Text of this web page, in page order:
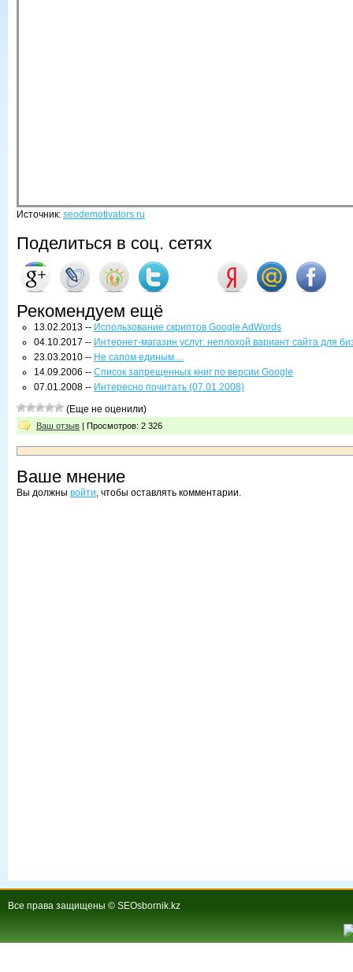
Источник: seodemotivators.ru
Поделиться в соц. сетях
Рекомендуем ещё
13.02.2013 -- Использование скриптов Google AdWords
04.10.2017 -- Интернет-магазин услуг: неплохой вариант сайта для
23.03.2010 -- Не сапом единым…
14.09.2006 -- Список запрещенных книг по версии Google
07.01.2008 -- Интересно почитать (07.01.2008)
(Еще не оценили)
Ваш отзыв | Просмотров: 2 326
Ваше мнение
Вы должны войти, чтобы оставлять комментарии.
Все права защищены © SEOsbornik.kz